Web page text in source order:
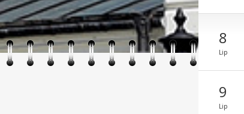
8
Lip
9
Lip